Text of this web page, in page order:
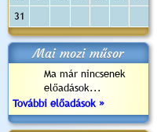
31
Mai mozi műsor
Ma már nincsenek
előadások...
További előadások »